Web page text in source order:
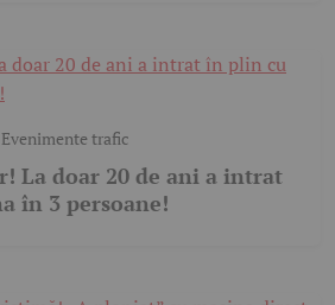
Evenimente trafic
La doar 20 de ani a intrat
în 3 persoane!